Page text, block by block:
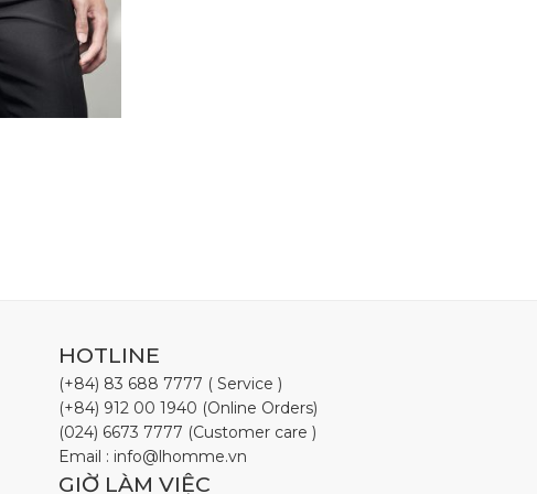
HOTLINE
(+84) 83 688 7777 ( Service )
(+84) 912 00 1940 (Online Orders)
(024) 6673 7777 (Customer care )
Email : info@lhomme.vn
GIỜ LÀM VIỆC